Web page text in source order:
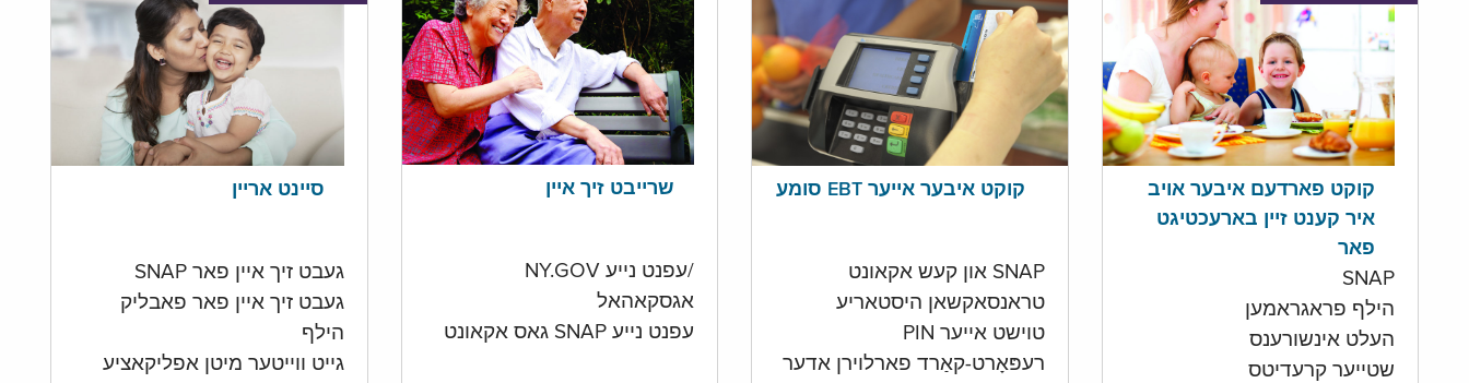
סיינט אריין
געבט זיך איין פאר SNAP
געבט זיך איין פאר פאבליק
הילף
גייט ווייטער מיטן אפליקאציע
שרייבט זיך איין
/עפנט נייע NY.GOV
אגסקאהאל
עפנט נייע SNAP גאס אקאונט
קוקט איבער אייער EBT סומע
SNAP און קעש אקאונט
טראנסאקשאן היסטאריע
טוישט אייער PIN
רעפּאָרט-קאַרד פארלוירן אדער
קוקט פארדעם איבער אויב
איר קענט זיין בארעכטיגט
פאר
SNAP
הילף פראגראמען
העלט אינשורענס
שטייער קרעדיטס